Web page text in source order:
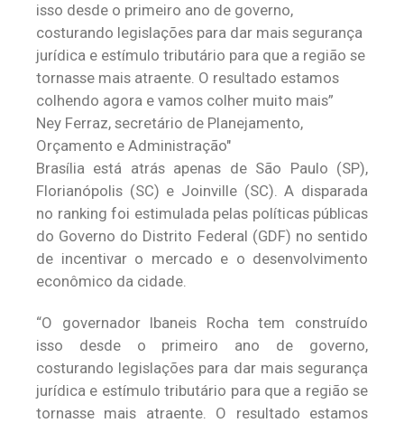
isso desde o primeiro ano de governo,
costurando legislações para dar mais segurança
jurídica e estímulo tributário para que a região se
tornasse mais atraente. O resultado estamos
colhendo agora e vamos colher muito mais”
Ney Ferraz, secretário de Planejamento,
Orçamento e Administração
Brasília está atrás apenas de São Paulo (SP),
Florianópolis (SC) e Joinville (SC). A disparada
no ranking foi estimulada pelas políticas públicas
do Governo do Distrito Federal (GDF) no sentido
de incentivar o mercado e o desenvolvimento
econômico da cidade.
“O governador Ibaneis Rocha tem construído
isso desde o primeiro ano de governo,
costurando legislações para dar mais segurança
jurídica e estímulo tributário para que a região se
tornasse mais atraente. O resultado estamos